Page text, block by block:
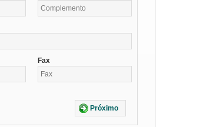
Fax
Próximo